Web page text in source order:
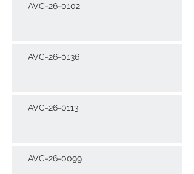
AVC-26-0102
AVC-26-0136
AVC-26-0113
AVC-26-0099